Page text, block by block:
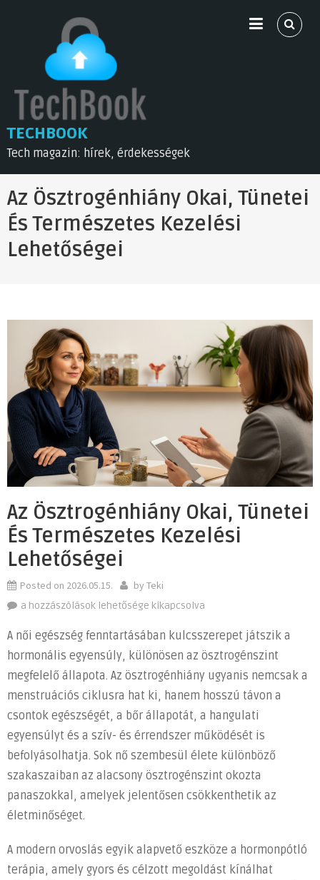
TECHBOOK
Tech magazin: hírek, érdekességek
Az Ösztrogénhiány Okai, Tünetei
És Természetes Kezelési
Lehetőségei
Az Ösztrogénhiány Okai, Tünetei
És Természetes Kezelési
Lehetőségei
Posted on 2026.05.15. by Teki
Az
okai,
tünetei
és
természetes
kezelési
lehetőségei
bejegyzéshez
a hozzászólások lehetősége kikapcsolva
A női egészség fenntartásában kulcsszerepet játszik a
hormonális egyensúly, különösen az ösztrogénszint
megfelelő állapota. Az ösztrogénhiány ugyanis nemcsak a
menstruációs ciklusra hat ki, hanem hosszú távon a
csontok egészségét, a bőr állapotát, a hangulati
egyensúlyt és a szív- és érrendszer működését is
befolyásolhatja. Sok nő szembesül élete különböző
szakaszaiban az alacsony ösztrogénszint okozta
panaszokkal, amelyek jelentősen csökkenthetik az
életminőséget.
A modern orvoslás egyik alapvető eszköze a hormonpótló
terápia, amely gyors és célzott megoldást kínálhat